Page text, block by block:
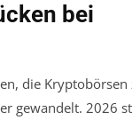
bei
die Kryptobörsen
gewandelt. 2026